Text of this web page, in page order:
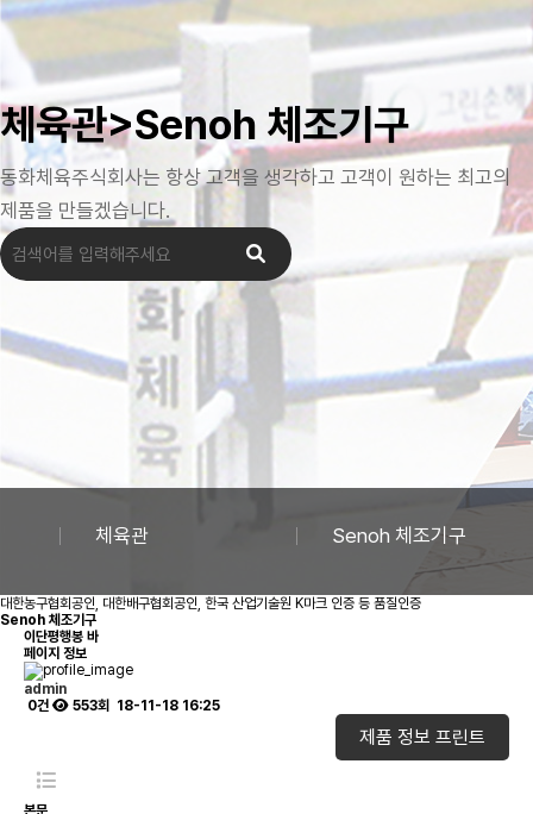
체육관>Senoh 체조기구
동화체육주식회사는 항상 고객을 생각하고 고객이 원하는 최고의
제품을 만들겠습니다.
체육관 Senoh 체조기구
대한농구협회공인, 대한배구협회공인, 한국 산업기술원 K마크 인증 등 품질인증
Senoh 체조기구
이단평행봉 바
페이지 정보
admin
0건
553회 18-11-18 16:25
제품 정보 프린트
본문